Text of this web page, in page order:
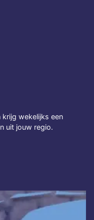
wekelijks een
uit jouw regio.